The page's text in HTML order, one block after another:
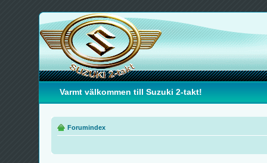
Varmt välkommen till Suzuki 2-takt!
Forumindex